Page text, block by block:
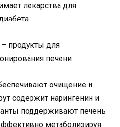
лекарства для
– продукты для
печени
очищение и
содержит нарингенин и
поддерживают печень
метаболизируя